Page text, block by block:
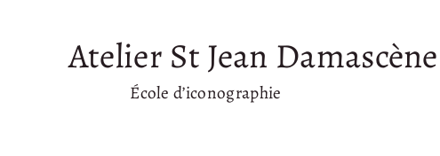
Atelier St Jean Damascène
École d’iconographie